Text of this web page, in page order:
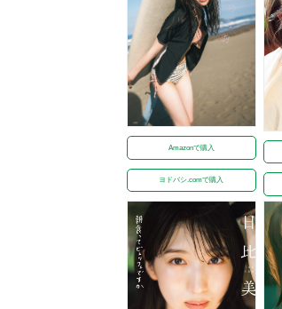
Amazonで購入
ヨドバシ.comで購入